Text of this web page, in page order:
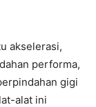
akselerasi,
performa,
gigi
alat ini